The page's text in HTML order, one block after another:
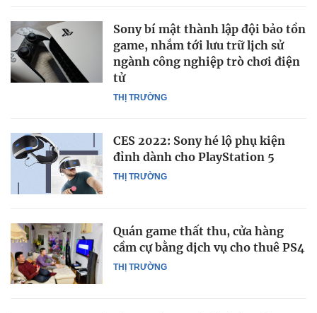
THỊ TRƯỜNG
Sony bí mật thành lập đội bảo tồn
game, nhắm tới lưu trữ lịch sử
ngành công nghiệp trò chơi điện
tử
THỊ TRƯỜNG
CES 2022: Sony hé lộ phụ kiện
đỉnh dành cho PlayStation 5
THỊ TRƯỜNG
Quán game thất thu, cửa hàng
cầm cự bằng dịch vụ cho thuê PS4